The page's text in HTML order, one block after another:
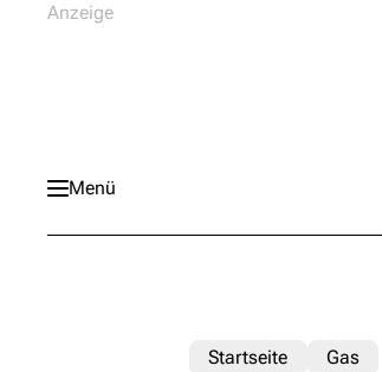
Menü
Startseite Gas